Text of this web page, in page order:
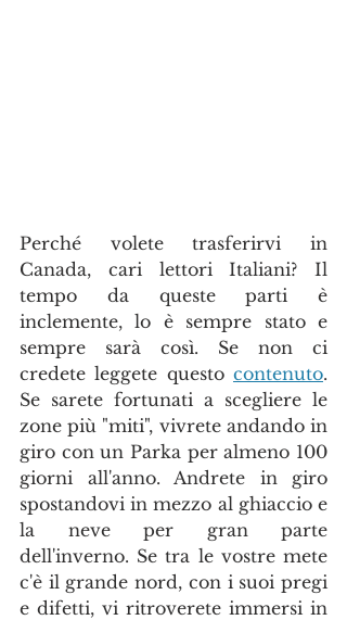
Perché volete trasferirvi in
Canada, cari lettori Italiani? Il
tempo da queste parti è
inclemente, lo è sempre stato e
sempre sarà così. Se non ci
credete leggete questo contenuto.
Se sarete fortunati a scegliere le
zone più "miti", vivrete andando in
giro con un Parka per almeno 100
giorni all'anno. Andrete in giro
spostandovi in mezzo al ghiaccio e
la neve per gran parte
dell'inverno. Se tra le vostre mete
c'è il grande nord, con i suoi pregi
e difetti, vi ritroverete immersi in